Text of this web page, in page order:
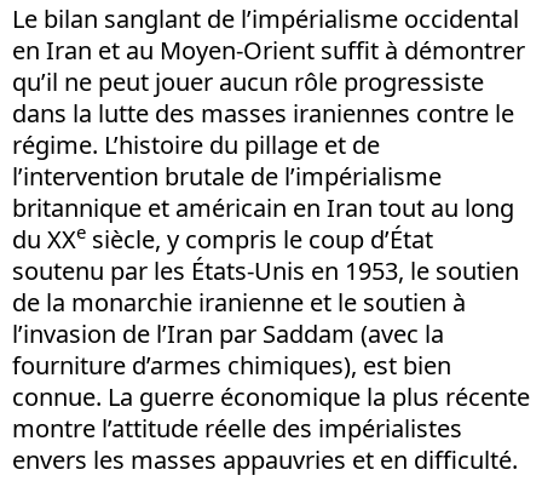
Le bilan sanglant de l’impérialisme occidental
en Iran et au Moyen-Orient suffit à démontrer
qu’il ne peut jouer aucun rôle progressiste
dans la lutte des masses iraniennes contre le
régime. L’histoire du pillage et de
l’intervention brutale de l’impérialisme
britannique et américain en Iran tout au long
du XXe siècle, y compris le coup d’État
soutenu par les États-Unis en 1953, le soutien
de la monarchie iranienne et le soutien à
l’invasion de l’Iran par Saddam (avec la
fourniture d’armes chimiques), est bien
connue. La guerre économique la plus récente
montre l’attitude réelle des impérialistes
envers les masses appauvries et en difficulté.